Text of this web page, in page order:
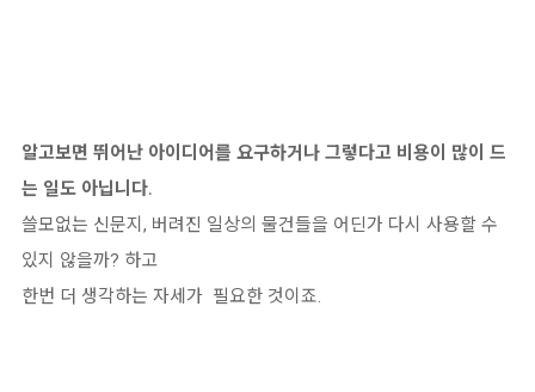
알고보면 뛰어난 아이디어를 요구하거나 그렇다고 비용이 많이 드
는 일도 아닙니다.
쓸모없는 신문지, 버려진 일상의 물건들을 어딘가 다시 사용할 수
있지 않을까? 하고
한번 더 생각하는 자세가 필요한 것이죠.